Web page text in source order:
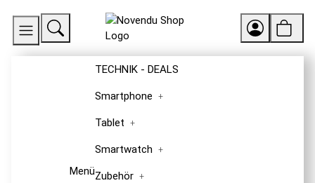
Menü
TECHNIK - DEALS
Smartphone
Tablet
Smartwatch
Zubehör